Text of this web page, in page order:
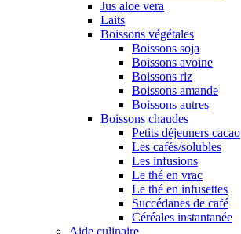
Jus aloe vera
Laits
Boissons végétales
Boissons soja
Boissons avoine
Boissons riz
Boissons amande
Boissons autres
Boissons chaudes
Petits déjeuners cacao
Les cafés/solubles
Les infusions
Le thé en vrac
Le thé en infusettes
Succédanes de café
Céréales instantanée